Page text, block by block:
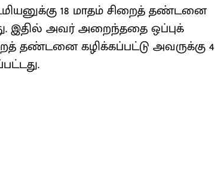
18 மாதம் சிறைத் தண்டனை
இதில் அவர் அறைந்ததை ஒப்புக்
தண்டனை கழிக்கப்பட்டு அவருக்கு 4